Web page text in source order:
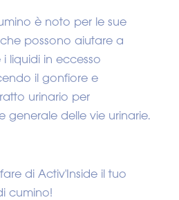
è noto per le sue
possono aiutare a
i liquidi in eccesso
il gonfiore e
urinario per
generale delle vie urinarie.
di Activ'Inside il tuo
cumino!